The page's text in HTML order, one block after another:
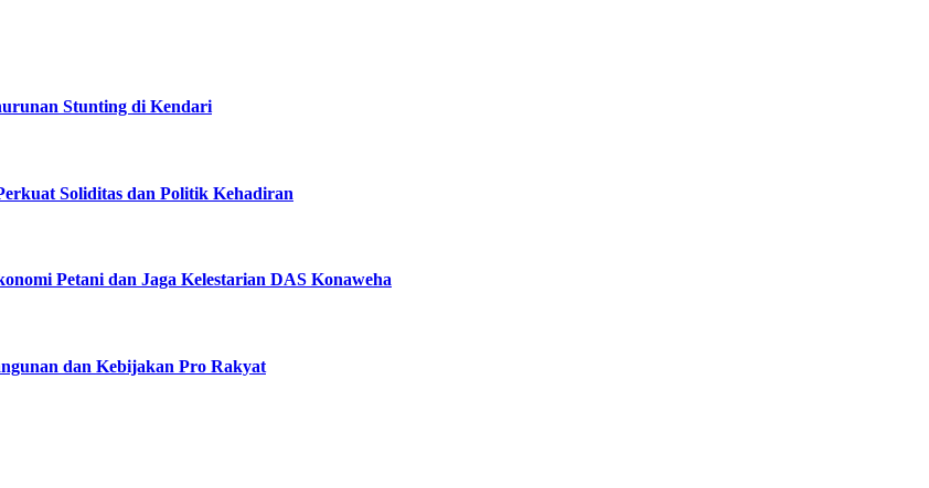
Stunting di Kendari
Soliditas dan Politik Kehadiran
Petani dan Jaga Kelestarian DAS Konaweha
dan Kebijakan Pro Rakyat